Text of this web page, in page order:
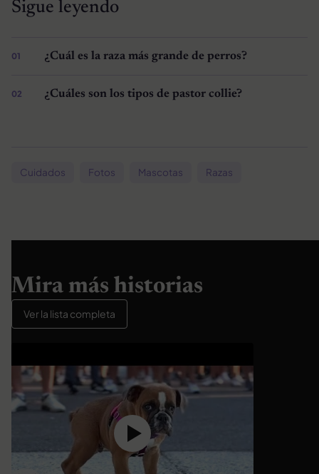
Sigue leyendo
¿Cuál es la raza más grande de perros?
¿Cuáles son los tipos de pastor collie?
Cuidados Fotos Mascotas Razas
Mira más historias
Ver la lista completa